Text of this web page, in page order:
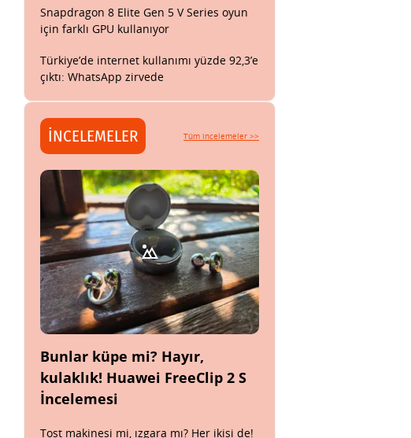
Snapdragon 8 Elite Gen 5 V Series oyun
için farklı GPU kullanıyor
Türkiye’de internet kullanımı yüzde 92,3’e
çıktı: WhatsApp zirvede
İNCELEMELER Tüm incelemeler >>
Bunlar küpe mi? Hayır,
kulaklık! Huawei FreeClip 2 S
İncelemesi
Tost makinesi mi, ızgara mı? Her ikisi de!